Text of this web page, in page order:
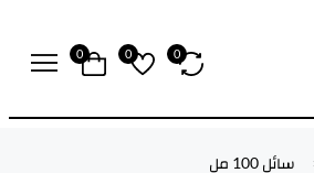
0
0
0
سائل 100 مل